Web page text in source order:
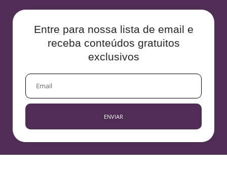
Entre para nossa lista de email e
receba conteúdos gratuitos
exclusivos
EMAIL
ENVIAR